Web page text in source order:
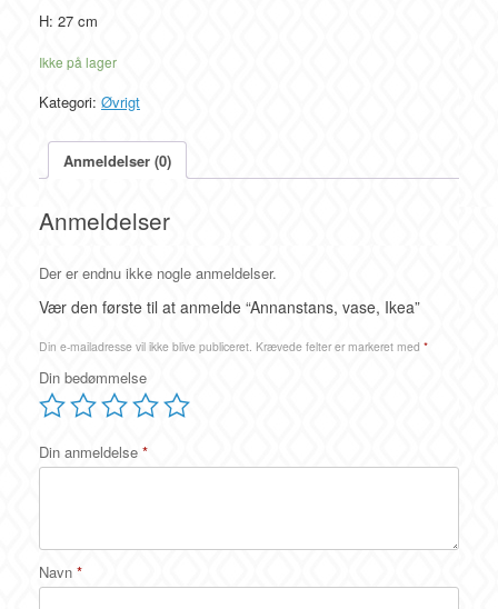
H: 27 cm
Ikke på lager
Kategori: Øvrigt
Anmeldelser (0)
Anmeldelser
Der er endnu ikke nogle anmeldelser.
Vær den første til at anmelde “Annanstans, vase, Ikea”
Din e-mailadresse vil ikke blive publiceret. Krævede felter er markeret med *
Din bedømmelse
Din anmeldelse *
Navn *